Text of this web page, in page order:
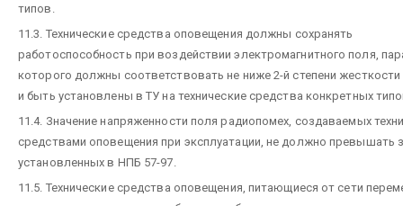
типов.
11.3. Технические средства оповещения должны сохранять
работоспособность при воздействии электромагнитного поля,
которого должны соответствовать не ниже 2-й степени
и быть установлены в ТУ на технические средства конкретных
11.4. Значение напряженности поля радиопомех, создаваемых
средствами оповещения при эксплуатации, не должно превышать
установленных в НПБ 57-97.
11.5. Технические средства оповещения, питающиеся от сети